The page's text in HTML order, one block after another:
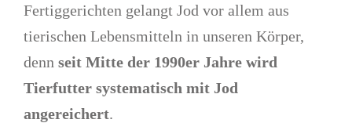
Fertiggerichten gelangt Jod vor allem aus
tierischen Lebensmitteln in unseren Körper,
dennseit Mitte der 1990er Jahre wird
Tierfutter systematisch mit Jod
angereichert.